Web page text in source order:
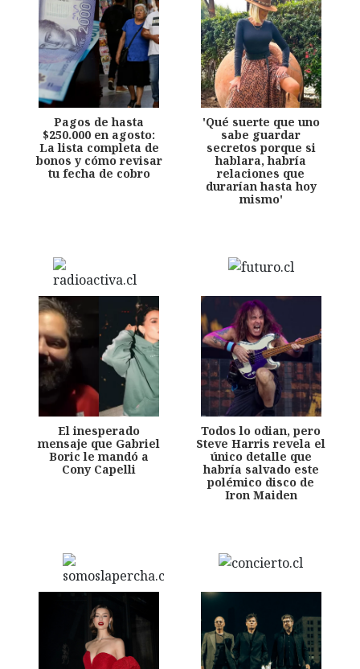
Pagos de hasta
$250.000 en agosto:
La lista completa de
bonos y cómo revisar
tu fecha de cobro
'Qué suerte que uno
sabe guardar
secretos porque si
hablara, habría
relaciones que
durarían hasta hoy
mismo'
El inesperado
mensaje que Gabriel
Boric le mandó a
Cony Capelli
Todos lo odian, pero
Steve Harris revela el
único detalle que
habría salvado este
polémico disco de
Iron Maiden